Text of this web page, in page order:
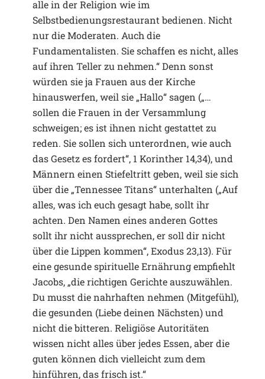
alle in der Religion wie im
Selbstbedienungsrestaurant bedienen. Nicht
nur die Moderaten. Auch die
Fundamentalisten. Sie schaffen es nicht, alles
auf ihren Teller zu nehmen.“ Denn sonst
würden sie ja Frauen aus der Kirche
hinauswerfen, weil sie „Hallo“ sagen („…
sollen die Frauen in der Versammlung
schweigen; es ist ihnen nicht gestattet zu
reden. Sie sollen sich unterordnen, wie auch
das Gesetz es fordert“, 1 Korinther 14,34), und
Männern einen Stiefeltritt geben, weil sie sich
über die „Tennessee Titans“ unterhalten („Auf
alles, was ich euch gesagt habe, sollt ihr
achten. Den Namen eines anderen Gottes
sollt ihr nicht aussprechen, er soll dir nicht
über die Lippen kommen“, Exodus 23,13). Für
eine gesunde spirituelle Ernährung empfiehlt
Jacobs, „die richtigen Gerichte auszuwählen.
Du musst die nahrhaften nehmen (Mitgefühl),
die gesunden (Liebe deinen Nächsten) und
nicht die bitteren. Religiöse Autoritäten
wissen nicht alles über jedes Essen, aber die
guten können dich vielleicht zum dem
hinführen, das frisch ist.“